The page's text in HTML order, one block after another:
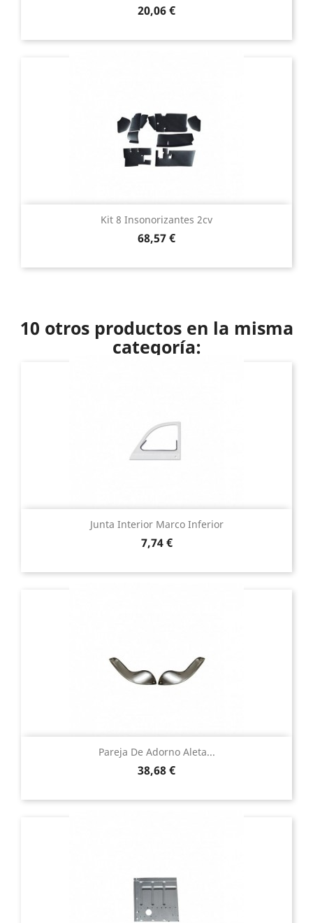
Precio
20,06 €
Kit 8 Insonorizantes 2cv
Precio
68,57 €
10 otros productos en la misma
categoría:
Junta Interior Marco Inferior
Precio
7,74 €
Pareja De Adorno Aleta...
Precio
38,68 €